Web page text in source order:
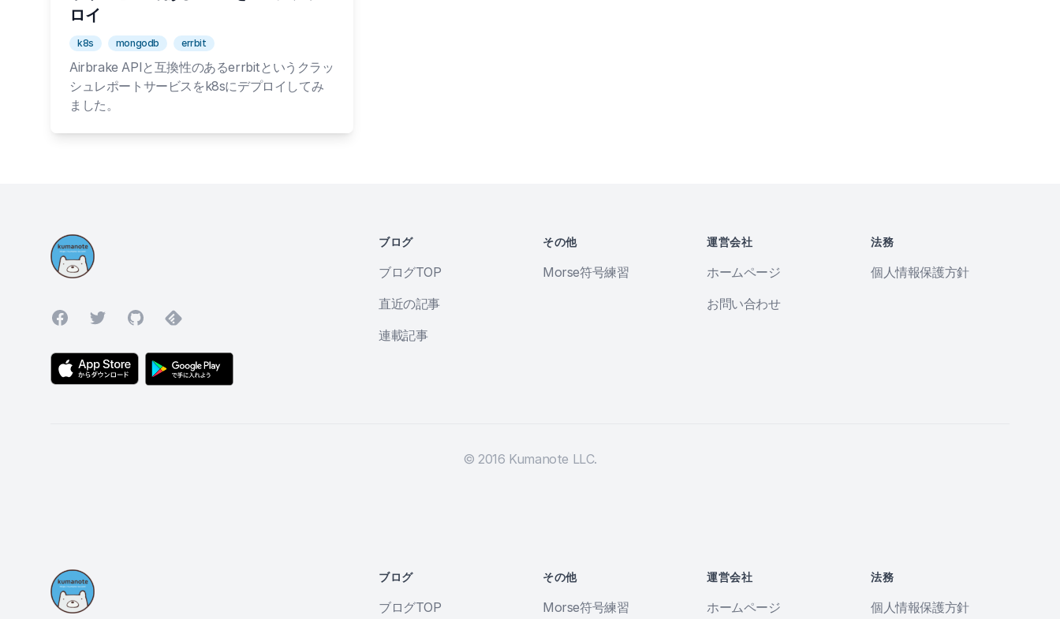
ロイ
k8s mongodb errbit
Airbrake APIと互換性のあるerrbitというクラッ
シュレポートサービスをk8sにデプロイしてみ
ました。
FacebookTwitterGitHubFeedly
ブログ
ブログTOP
直近の記事
連載記事
その他
Morse符号練習
運営会社
ホームページ
お問い合わせ
法務
個人情報保護方針
© 2016 Kumanote LLC.
ブログ
ブログTOP
その他
Morse符号練習
運営会社
ホームページ
法務
個人情報保護方針